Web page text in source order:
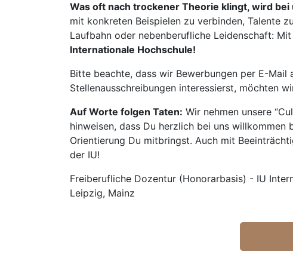
Was oft nach trockener Theorie klingt, wird bei
mit konkreten Beispielen zu verbinden, Talente
Laufbahn oder nebenberufliche Leidenschaft:
Internationale Hochschule!
Bitte beachte, dass wir Bewerbungen per E-
Stellenausschreibungen interessierst, möchten
Auf Worte folgen Taten: Wir nehmen unsere
hinweisen, dass Du herzlich bei uns
Orientierung Du mitbringst. Auch mit
der IU!
Freiberufliche Dozentur (Honorarbasis) - IU
Leipzig, Mainz